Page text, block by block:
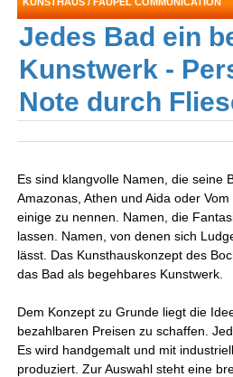
Jedes Bad ein
Kunstwerk -
Note durch
Es sind klangvolle Namen, die seine
Amazonas, Athen und Aida oder
einige zu nennen. Namen, die
lassen. Namen, von denen sich
lässt. Das Kunsthauskonzept des
das Bad als begehbares Kunstwerk.
Dem Konzept zu Grunde liegt die
bezahlbaren Preisen zu schaffen.
Es wird handgemalt und mit
produziert. Zur Auswahl steht eine